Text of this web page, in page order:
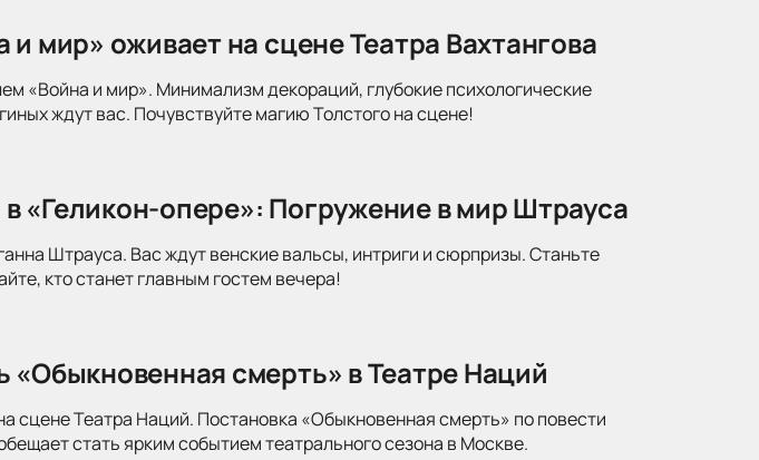
мир» оживает на сцене Театра Вахтангова
«Война и мир». Минимализм декораций, глубокие психологические
ждут вас. Почувствуйте магию Толстого на сцене!
«Геликон-опере»: Погружение в мир Штрауса
Штрауса. Вас ждут венские вальсы, интриги и сюрпризы. Станьте
кто станет главным гостем вечера!
«Обыкновенная смерть» в Театре Наций
сцене Театра Наций. Постановка «Обыкновенная смерть» по повести
стать ярким событием театрального сезона в Москве.